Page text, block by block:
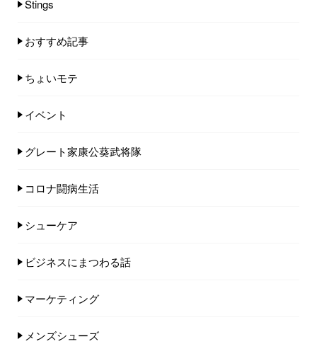
Stings
おすすめ記事
ちょいモテ
イベント
グレート家康公葵武将隊
コロナ闘病生活
シューケア
ビジネスにまつわる話
マーケティング
メンズシューズ